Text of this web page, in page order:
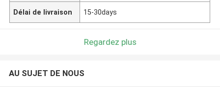
Délai de livraison 15-30days
Regardez plus
AU SUJET DE NOUS